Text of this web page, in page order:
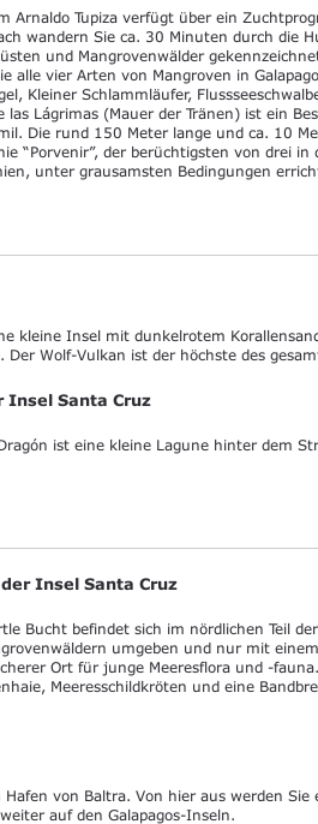
Arnaldo Tupiza verfügt über ein
wandern Sie ca. 30 Minuten durch die
und Mangrovenwälder
alle vier Arten von Mangroven in
Kleiner Schlammläufer,
las Lágrimas (Mauer der Tränen) ist ein
Die rund 150 Meter lange und ca. 10
“Porvenir”, der berüchtigsten von drei
unter grausamsten Bedingungen
kleine Insel mit dunkelrotem
Der Wolf-Vulkan ist der höchste des
Insel Santa Cruz
ist eine kleine Lagune hinter dem
Insel Santa Cruz
Bucht befindet sich im nördlichen Teil
umgeben und nur mit
Ort für junge Meeresflora und -
Meeresschildkröten und eine
von Baltra. Von hier aus werden Sie
auf den Galapagos-Inseln.